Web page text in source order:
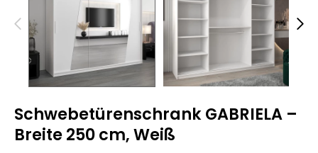
Schwebetürenschrank GABRIELA –
Breite 250 cm, Weiß